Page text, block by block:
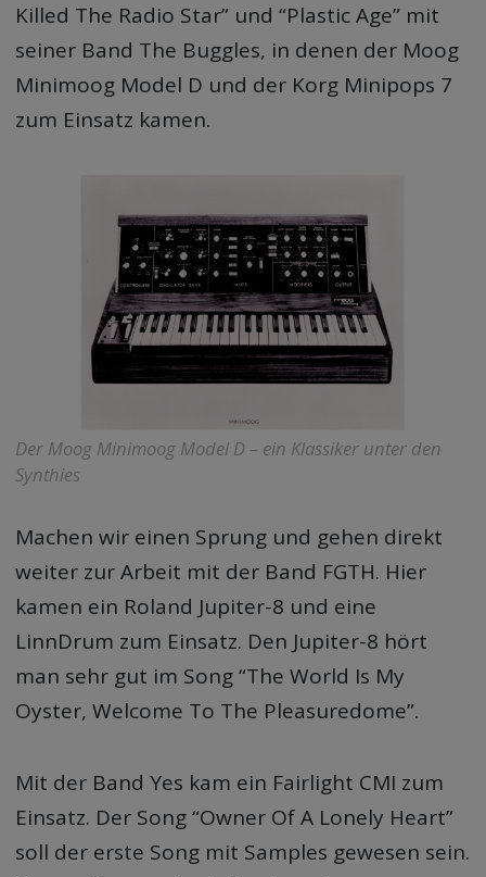
Killed The Radio Star” und “Plastic Age” mit
seiner Band The Buggles, in denen der Moog
Minimoog Model D und der Korg Minipops 7
zum Einsatz kamen.
Der Moog Minimoog Model D – ein Klassiker unter den
Synthies
Machen wir einen Sprung und gehen direkt
weiter zur Arbeit mit der Band FGTH. Hier
kamen ein Roland Jupiter-8 und eine
LinnDrum zum Einsatz. Den Jupiter-8 hört
man sehr gut im Song “The World Is My
Oyster, Welcome To The Pleasuredome”.
Mit der Band Yes kam ein Fairlight CMI zum
Einsatz. Der Song “Owner Of A Lonely Heart”
soll der erste Song mit Samples gewesen sein.